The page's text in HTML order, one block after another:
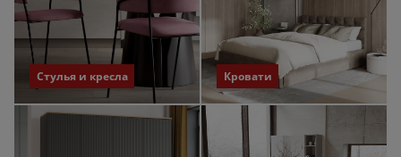
Стулья и кресла Кровати